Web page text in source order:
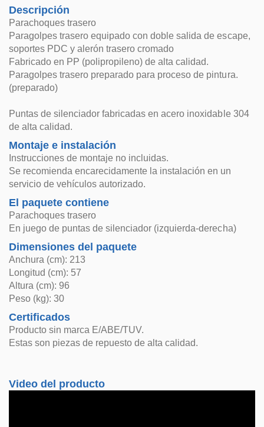
Descripción
Parachoques trasero
Paragolpes trasero equipado con doble salida de escape,
soportes PDC y alerón trasero cromado
Fabricado en PP (polipropileno) de alta calidad.
Paragolpes trasero preparado para proceso de pintura.
(preparado)
Puntas de silenciador fabricadas en acero inoxidable 304
de alta calidad.
Montaje e instalación
Instrucciones de montaje no incluidas.
Se recomienda encarecidamente la instalación en un
servicio de vehículos autorizado.
El paquete contiene
Parachoques trasero
En juego de puntas de silenciador (izquierda-derecha)
Dimensiones del paquete
Anchura (cm): 213
Longitud (cm): 57
Altura (cm): 96
Peso (kg): 30
Certificados
Producto sin marca E/ABE/TUV.
Estas son piezas de repuesto de alta calidad.
Video del producto